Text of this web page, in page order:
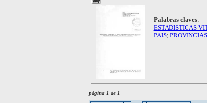
Palabras claves:
ESTADISTICAS
PAIS; PROVINCIAS
página 1 de 1